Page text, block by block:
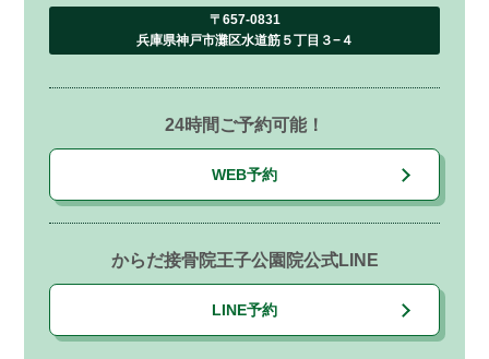
〒657-0831
兵庫県神戸市灘区水道筋５丁目３−４
24時間ご予約可能！
WEB予約
からだ接骨院王子公園院公式LINE
LINE予約